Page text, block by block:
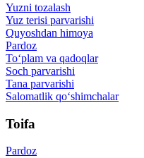
Yuzni tozalash
Yuz terisi parvarishi
Quyoshdan himoya
Pardoz
To‘plam va qadoqlar
Soch parvarishi
Tana parvarishi
Salomatlik qo‘shimchalar
Toifa
Pardoz